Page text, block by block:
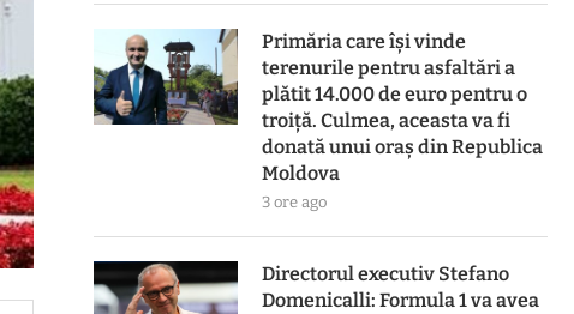
Primăria care își vinde
terenurile pentru asfaltări a
plătit 14.000 de euro pentru o
troiță. Culmea, aceasta va fi
donată unui oraș din Republica
Moldova
3 ore ago
Directorul executiv Stefano
Domenicalli: Formula 1 va avea